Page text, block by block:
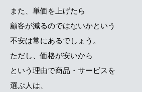
また、単価を上げたら
顧客が減るのではないかという
不安は常にあるでしょう。
ただし、価格が安いから
という理由で商品・サービスを
選ぶ人は、